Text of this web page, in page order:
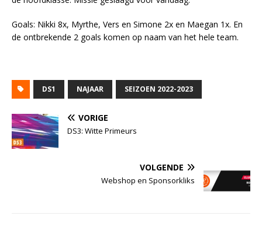
Goals: Nikki 8x, Myrthe, Vers en Simone 2x en Maegan 1x. En
de ontbrekende 2 goals komen op naam van het hele team.
DS1 NAJAAR SEIZOEN 2022-2023
VORIGE
DS3: Witte Primeurs
VOLGENDE
Webshop en Sponsorkliks